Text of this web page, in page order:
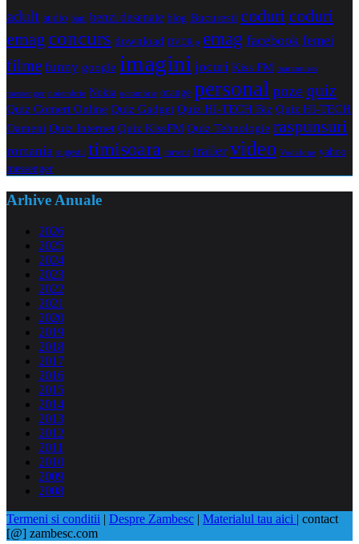
adult audio bani benzi desenate blog Bucuresti coduricoduri
emag concurs download DVDRip emag facebook femei
filme funny google imagini jocuri Kiss FM maramures
messenger noiembrie Nokia octombrie orange personal pozequiz
Quiz Comert Online Quiz Gadget Quiz HI-TECH Biz Quiz HI-TECH
Oameni Quiz Internet Quiz KissFM Quiz Tehnologie raspunsuri
romania sugestii timisoara torrent trailer video Vodafone yahoo
messenger
Arhive Anuale
2026
2025
2024
2023
2022
2021
2020
2019
2018
2017
2016
2015
2014
2013
2012
2011
2010
2009
2008
Termeni si conditii | Despre Zambesc | Materialul tau aici | contact
[@] zambesc.com